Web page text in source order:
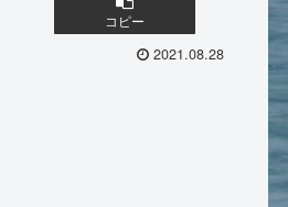
コピー
2021.08.28